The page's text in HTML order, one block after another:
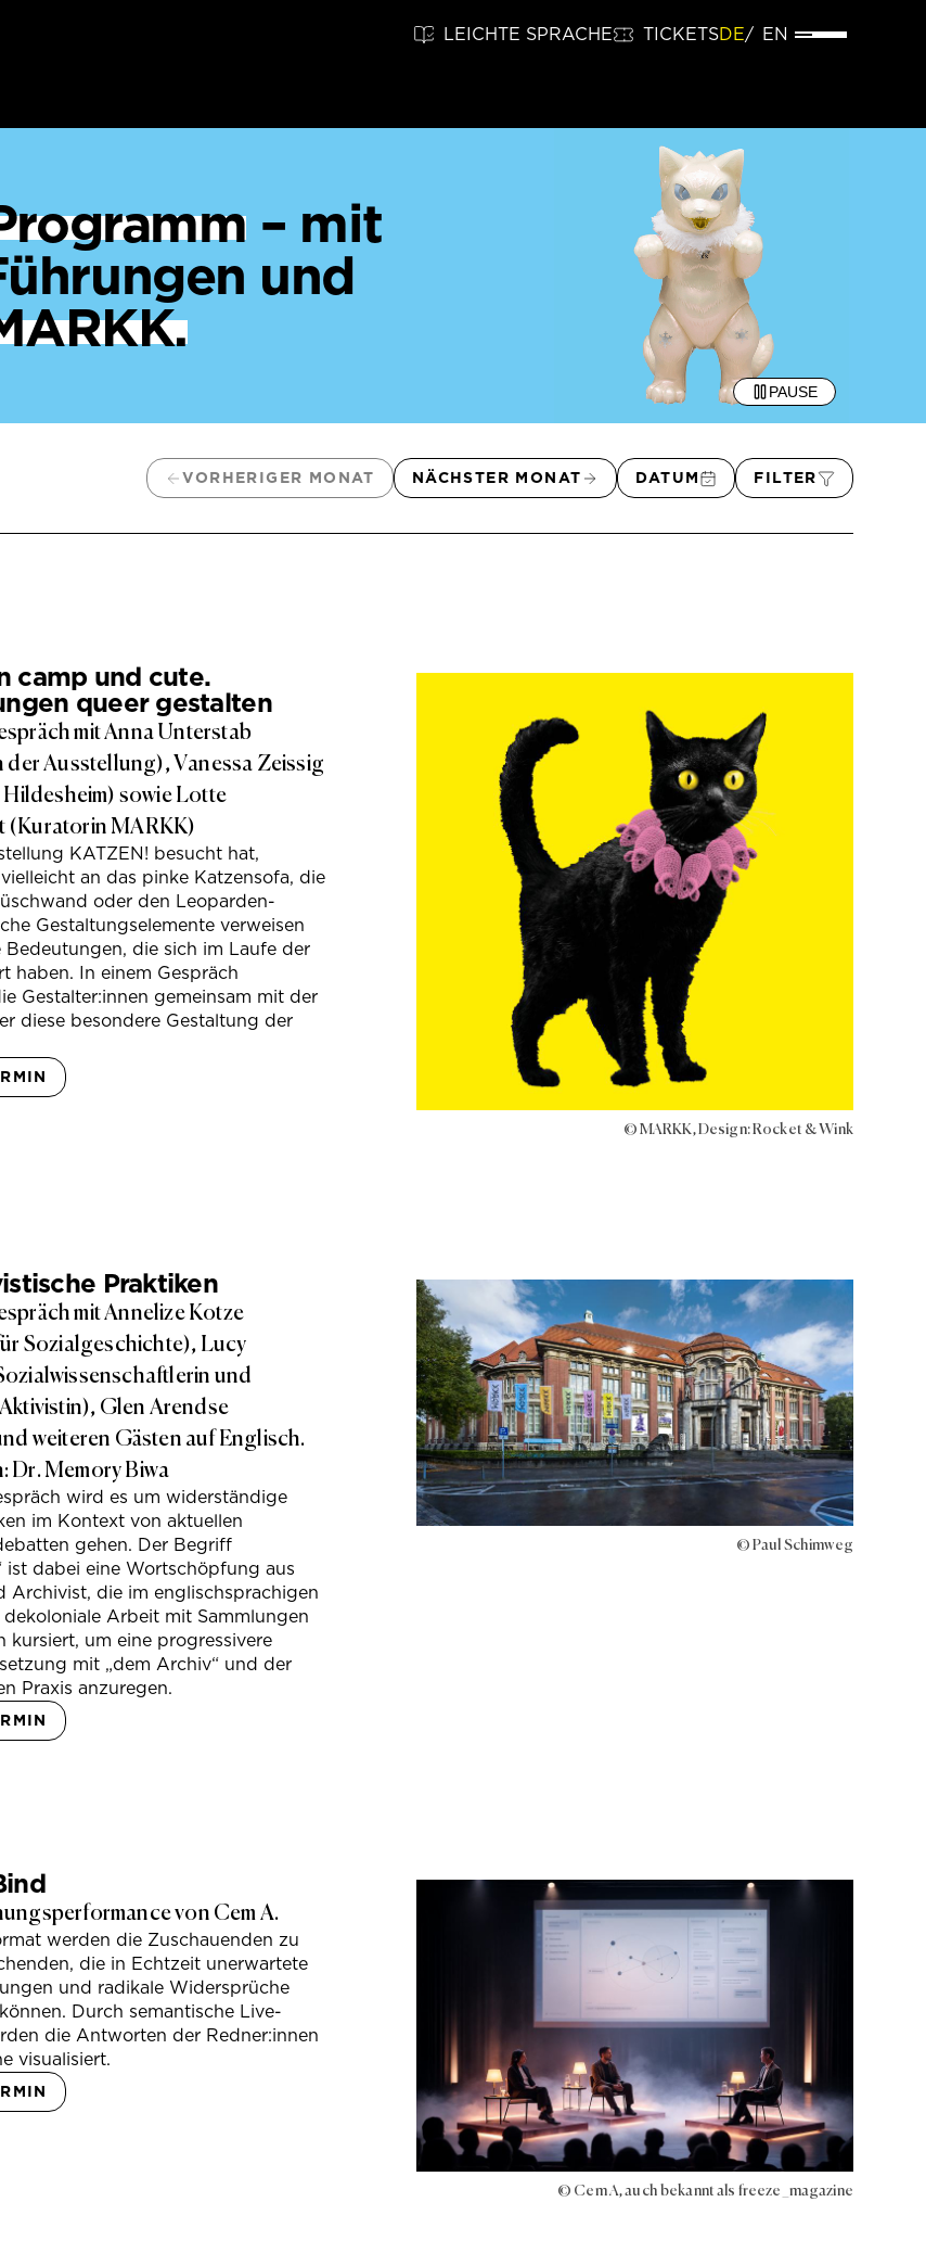
LEICHTE SPRACHE TICKETSDE EN
– mit
und
PAUSE
VORHERIGER MONAT NÄCHSTER MONAT DATUM FILTER
camp und cute.
queer gestalten
mit Anna Unterstab
der Ausstellung), Vanessa Zeissig
sowie Lotte
(Kuratorin MARKK)
KATZEN! besucht hat,
an das pinke Katzensofa, die
oder den Leoparden-
Gestaltungselemente verweisen
Bedeutungen, die sich im Laufe der
haben. In einem Gespräch
Gestalter:innen gemeinsam mit der
diese besondere Gestaltung der
© MARKK, Design: Rocket & Wink
Praktiken
mit Annelize Kotze
Sozialgeschichte), Lucy
und
Glen Arendse
weiteren Gästen auf Englisch.
Dr. Memory Biwa
wird es um widerständige
im Kontext von aktuellen
gehen. Der Begriff
ist dabei eine Wortschöpfung aus
Archivist, die im englischsprachigen
dekoloniale Arbeit mit Sammlungen
kursiert, um eine progressivere
mit „dem Archiv“ und der
Praxis anzuregen.
© Paul Schimweg
von Cem A.
werden die Zuschauenden zu
die in Echtzeit unerwartete
und radikale Widersprüche
Durch semantische Live-
die Antworten der Redner:innen
visualisiert.
© Cem A, auch bekannt als freeze_magazine